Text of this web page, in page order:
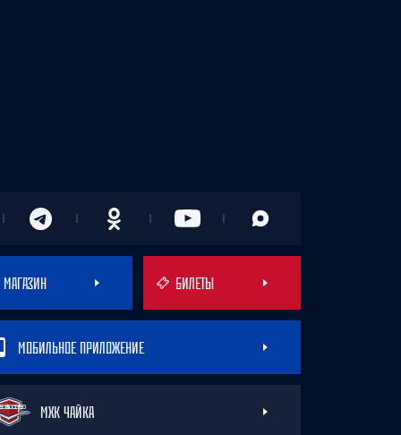
МАГАЗИН БИЛЕТЫ
МОБИЛЬНОЕ ПРИЛОЖЕНИЕ
МХК ЧАЙКА